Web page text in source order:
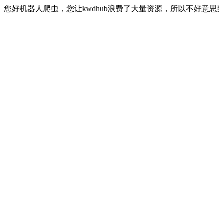
您好机器人爬虫，您让kwdhub浪费了大量资源，所以不好意